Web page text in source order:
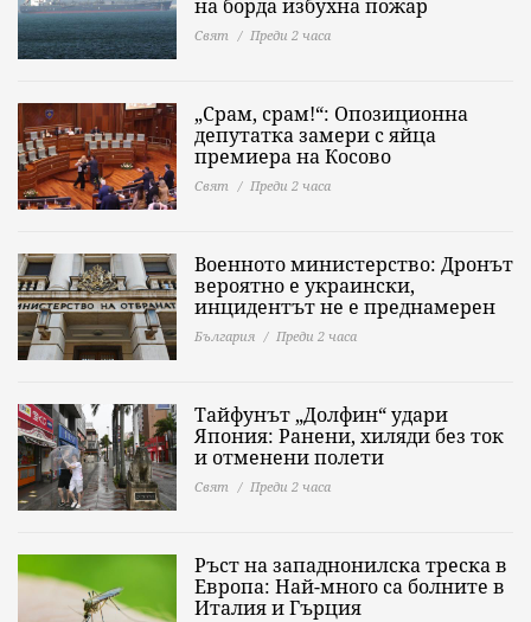
на борда избухна пожар
Свят Преди 2 часа
„Срам, срам!“: Опозиционна
депутатка замери с яйца
премиера на Косово
Свят Преди 2 часа
Военното министерство: Дронът
вероятно е украински,
инцидентът не е преднамерен
България Преди 2 часа
Тайфунът „Долфин“ удари
Япония: Ранени, хиляди без ток
и отменени полети
Свят Преди 2 часа
Ръст на западнонилска треска в
Европа: Най-много са болните в
Италия и Гърция